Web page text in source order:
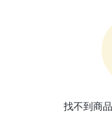
找不到商